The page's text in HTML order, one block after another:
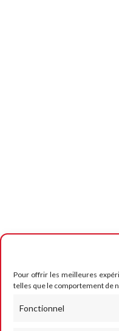
Pour offrir les meilleures
telles que le comportement de
Fonctionnel